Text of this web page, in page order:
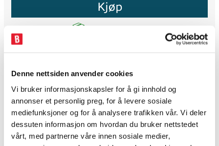
Denne nettsiden anvender cookies
Vi bruker informasjonskapsler for å gi innhold og
annonser et personlig preg, for å levere sosiale
mediefunksjoner og for å analysere trafikken vår. Vi deler
dessuten informasjon om hvordan du bruker nettstedet
vårt, med partnerne våre innen sosiale medier,
Kjøp
Troy Lee Youth Ruckus Ride LS Tee
Når det er på tide å koble ut fra hverdagsstresset, er Ruckus klar
til å jobbe. Inspirert av avslappet stil med et robust
arbeidstøypreg, ble Ruckus utviklet sammen med Brandon